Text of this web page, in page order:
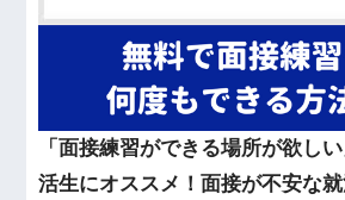
「面接練習ができる場所が欲し
活生にオススメ！面接が不安な